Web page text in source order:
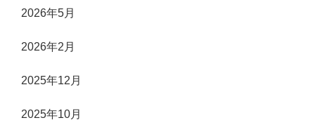
2026年5月
2026年2月
2025年12月
2025年10月